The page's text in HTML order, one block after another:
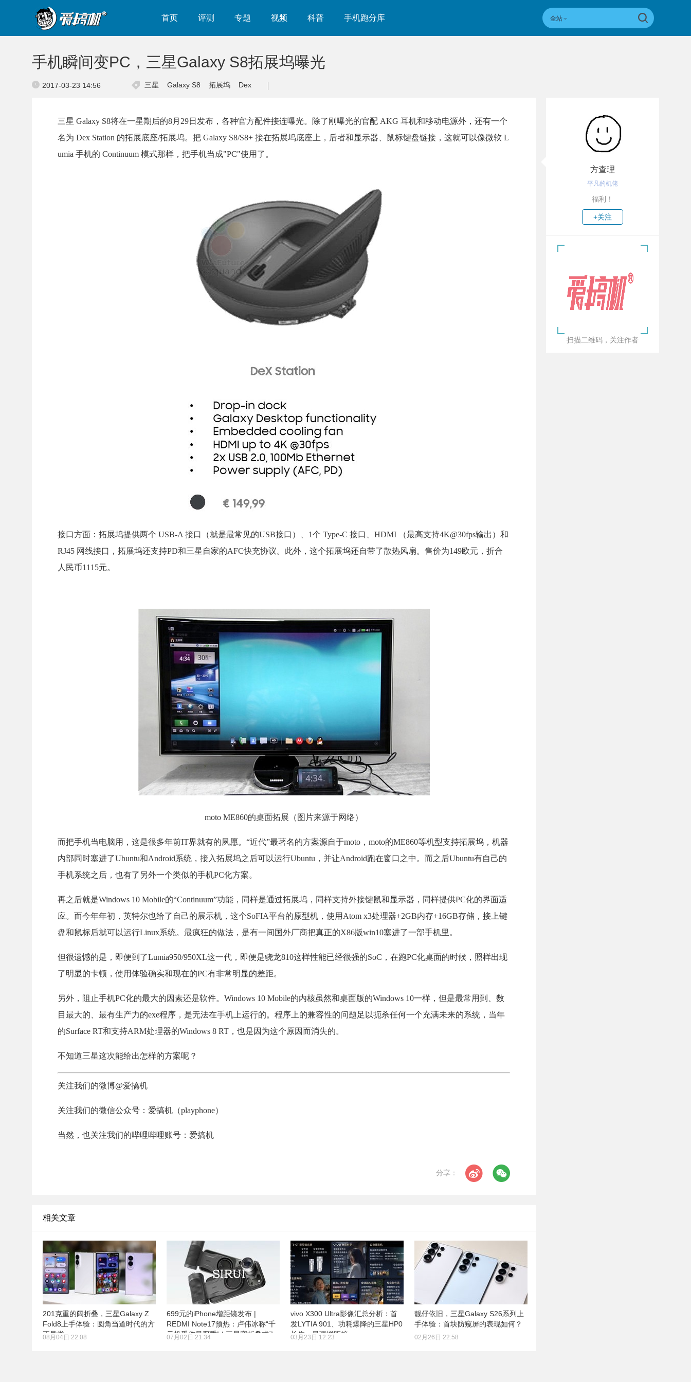
首页 评测 专题 视频 科普 手机跑分库 全站
手机瞬间变PC，三星Galaxy S8拓展坞曝光
2017-03-23 14:56 三星 Galaxy S8 拓展坞 Dex
三星 Galaxy S8将在一星期后的8月29日发布，各种官方配件接连曝光。除了刚曝光的官配 AKG 耳机和移动电源外，还有一个
名为 Dex Station 的拓展底座/拓展坞。 把 Galaxy S8/S8+ 接在拓展坞底座上，后者和显示器、鼠标键盘链接，这就可以像微软 L
umia 手机的 Continuum 模式那样，把手机当成"PC"使用了。
接口方面： 拓展坞提供两个 USB-A 接口（就是最常见的USB接口）、1个 Type-C 接口、HDMI （最高支持4K@30fps输出）和
RJ45 网线接口，拓展坞还支持PD和三星自家的AFC快充协议。此外，这个拓展坞还自带了散热风扇。售价为149欧元，折合
人民币1115元。
moto ME860的桌面拓展（图片来源于网络）
而把手机当电脑用，这是很多年前IT界就有的夙愿。“近代”最著名的方案源自于moto，moto的ME860等机型支持拓展坞，机器
内部同时塞进了Ubuntu和Android系统，接入拓展坞之后可以运行Ubuntu，并让Android跑在窗口之中。而之后Ubuntu有自己的
手机系统之后，也有了另外一个类似的手机PC化方案。
再之后就是Windows 10 Mobile的“Continuum”功能，同样是通过拓展坞，同样支持外接键鼠和显示器，同样提供PC化的界面适
应。而今年年初，英特尔也给了自己的展示机，这个SoFIA平台的原型机，使用Atom x3处理器+2GB内存+16GB存储，接上键
盘和鼠标后就可以运行Linux系统。最疯狂的做法，是有一间国外厂商把真正的X86版win10塞进了一部手机里。
但很遗憾的是，即便到了Lumia950/950XL这一代，即便是骁龙810这样性能已经很强的SoC，在跑PC化桌面的时候，照样出现
了明显的卡顿，使用体验确实和现在的PC有非常明显的差距。
另外，阻止手机PC化的最大的因素还是软件。Windows 10 Mobile的内核虽然和桌面版的Windows 10一样，但是最常用到、数
目最大的、最有生产力的exe程序，是无法在手机上运行的。程序上的兼容性的问题足以扼杀任何一个充满未来的系统，当年
的Surface RT和支持ARM处理器的Windows 8 RT，也是因为这个原因而消失的。
不知道三星这次能给出怎样的方案呢？
关注我们的微博@爱搞机
关注我们的微信公众号：爱搞机（playphone）
当然，也关注我们的哔哩哔哩账号：爱搞机
分享：
相关文章
201克重的阔折叠，三星Galaxy Z
Fold8上手体验：圆角当道时代的方
正异类
08月04日 22:08
699元的iPhone增距镜发布 |
REDMI Note17预热：卢伟冰称“千
元机受伤最严重” | 三星宽折叠或7
07月02日 21:34
vivo X300 Ultra影像汇总分析：首
发LYTIA 901、功耗爆降的三星HP0
长焦、最强增距镜
03月23日 12:23
靓仔依旧，三星Galaxy S26系列上
手体验：首块防窥屏的表现如何？
02月26日 22:58
方查理
平凡的机佬
福利！
+关注
扫描二维码，关注作者